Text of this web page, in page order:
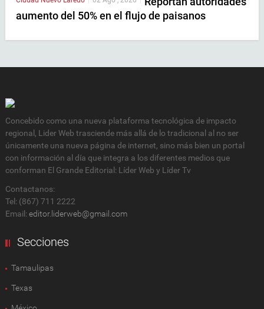
aumento del 50% en el flujo de paisanos
Concebido como una nueva plataforma tecnológica de impacto
regional, Lider Web trasciende más allá de lo tradicional al no ser
únicamente una nueva página de internet, sino más bien un portal
con información al día que integra a los diferentes medios que
conforman El Grande Editorial: Líder Web y Líder Tv
Contactanos:
Tel: (867) 711 2222
Email: editor.liderweb@gmail.com
Secciones
Tamaulipas
Texas